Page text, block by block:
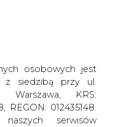
osobowych jest
z siedzibą przy ul.
Warszawa, KRS:
REGON: 012435148.
serwisów